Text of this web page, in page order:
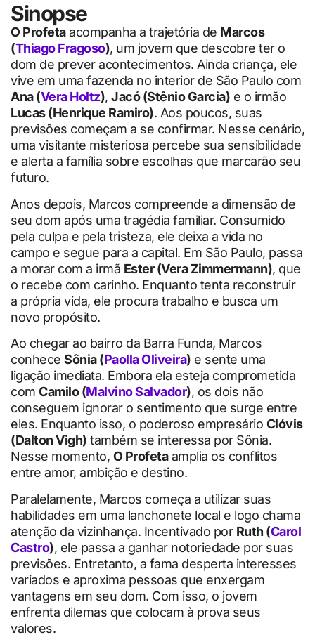
Sinopse
O Profetaacompanha a trajetória de Marcos
(Thiago Fragoso), um jovem que descobre ter o
dom de prever acontecimentos. Ainda criança, ele
vive em uma fazenda no interior de São Paulo com
Ana (Vera Holtz), Jacó (Stênio Garcia) e o irmão
Lucas (Henrique Ramiro). Aos poucos, suas
previsões começam a se confirmar. Nesse cenário,
uma visitante misteriosa percebe sua sensibilidade
e alerta a família sobre escolhas que marcarão seu
futuro.
Anos depois, Marcos compreende a dimensão de
seu dom após uma tragédia familiar. Consumido
pela culpa e pela tristeza, ele deixa a vida no
campo e segue para a capital. Em São Paulo, passa
a morar com a irmã Ester (Vera Zimmermann), que
o recebe com carinho. Enquanto tenta reconstruir
a própria vida, ele procura trabalho e busca um
novo propósito.
Ao chegar ao bairro da Barra Funda, Marcos
conhece Sônia (Paolla Oliveira) e sente uma
ligação imediata. Embora ela esteja comprometida
com Camilo (Malvino Salvador), os dois não
conseguem ignorar o sentimento que surge entre
eles. Enquanto isso, o poderoso empresário Clóvis
(Dalton Vigh) também se interessa por Sônia.
Nesse momento, O Profetaamplia os conflitos
entre amor, ambição e destino.
Paralelamente, Marcos começa a utilizar suas
habilidades em uma lanchonete local e logo chama
atenção da vizinhança. Incentivado por Ruth (Carol
Castro), ele passa a ganhar notoriedade por suas
previsões. Entretanto, a fama desperta interesses
variados e aproxima pessoas que enxergam
vantagens em seu dom. Com isso, o jovem
enfrenta dilemas que colocam à prova seus
valores.